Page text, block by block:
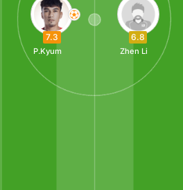
7.3
P.Kyum
6.8
Zhen Li